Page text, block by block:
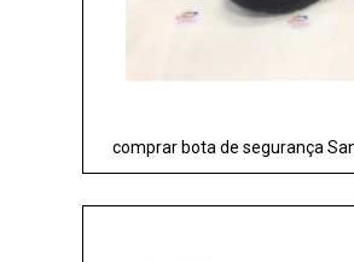
comprar bota de segurança